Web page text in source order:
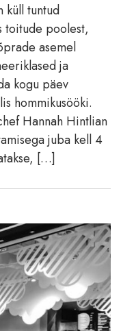
küll tuntud
toitude poolest,
asemel
ja
kogu päev
hommikusööki.
Hannah Hintlian
juba kell 4
[…]